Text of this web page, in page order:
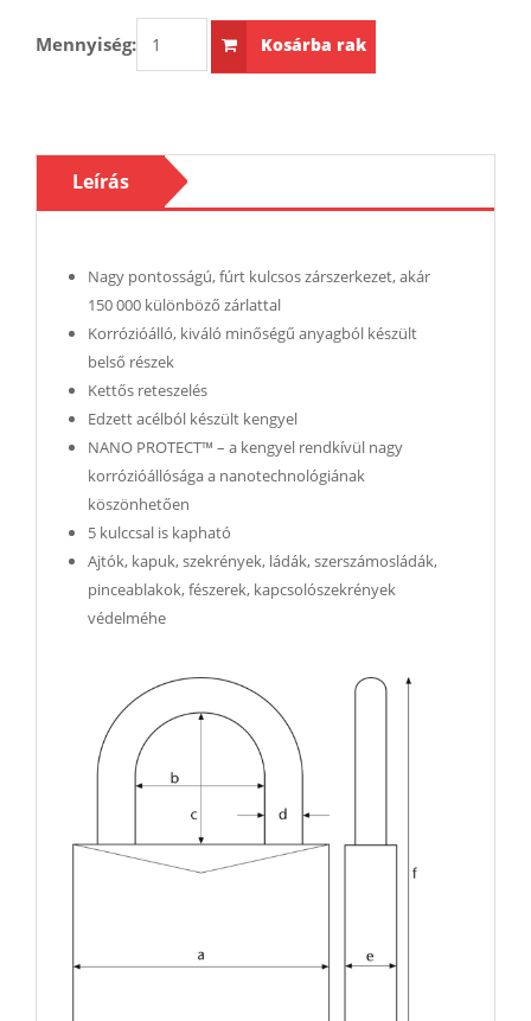
Mennyiség: Kosárba rak
Leírás
Nagy pontosságú, fúrt kulcsos zárszerkezet, akár
150 000 különböző zárlattal
Korrózióálló, kiváló minőségű anyagból készült
belső részek
Kettős reteszelés
Edzett acélból készült kengyel
NANO PROTECT™ – a kengyel rendkívül nagy
korrózióállósága a nanotechnológiának
köszönhetően
5 kulccsal is kapható
Ajtók, kapuk, szekrények, ládák, szerszámosládák,
pinceablakok, fészerek, kapcsolószekrények
védelméhe